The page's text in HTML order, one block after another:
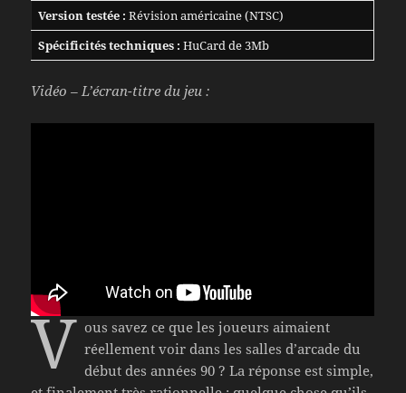
Version testée : Révision américaine (NTSC)
Spécificités techniques : HuCard de 3Mb
Vidéo – L’écran-titre du jeu :
V ous savez ce que les joueurs aimaient
réellement voir dans les salles d’arcade du
début des années 90 ? La réponse est simple,